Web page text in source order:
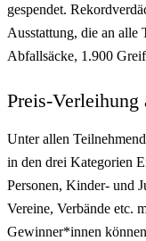
gespendet.
Ausstattung, die an alle
Abfallsäcke, 1.900
Preis-
Unter allen
in den drei Kategorien
Personen, Kinder- und
Vereine, Verbände etc.
Gewinner*innen